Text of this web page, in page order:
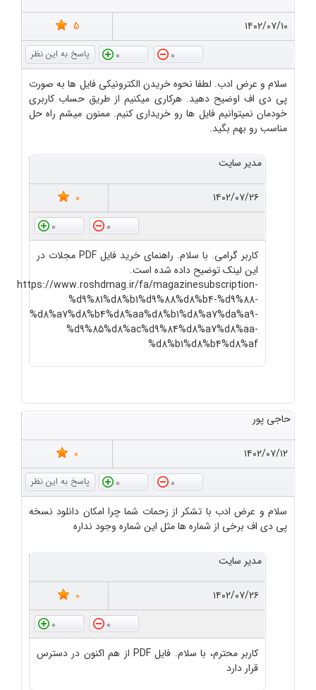
۱۴۰۲/۰۷/۱۰
5
0
0
سلام و عرض ادب. لطفا نحوه خریدن الکترونیکی فایل ها به صورت
پی دی اف اوضیح دهید. هرکاری میکنیم از طریق حساب کاربری
خودمان نمیتوانیم فایل ها رو خریداری کنیم. ممنون میشم راه حل
مناسب رو بهم بگید.
مدیر سایت
۱۴۰۲/۰۷/۲۶
0
0
0
کاربر گرامی. با سلام. راهنمای خرید فایل PDF مجلات در
این لینک توضیح داده شده است.
https://www.roshdmag.ir/fa/magazinesubscription-
%d9%81%d8%b1%d9%88%d8%b4-%d9%88-
%d8%a7%d8%b4%d8%aa%d8%b1%d8%a7%da%a9-
%d9%85%d8%ac%d9%84%d8%a7%d8%aa-
%d8%b1%d8%b4%d8%af
حاجی پور
۱۴۰۲/۰۷/۱۲
0
0
0
سلام و عرض ادب با تشکر از زحمات شما چرا امکان دانلود نسخه
پی دی اف برخی از شماره ها مثل این شماره وجود نداره
مدیر سایت
۱۴۰۲/۰۷/۲۶
0
0
0
کاربر محترم، با سلام. فایل PDF از هم اکنون در دسترس
قرار دارد